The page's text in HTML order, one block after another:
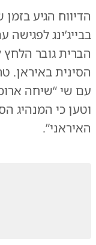
הדיווח הגיע
בבייג’ינג לפגישה
הברית גובר
הסינית באיראן.
עם שי “שיחה
וטען כי המנהיג
האיראני”.